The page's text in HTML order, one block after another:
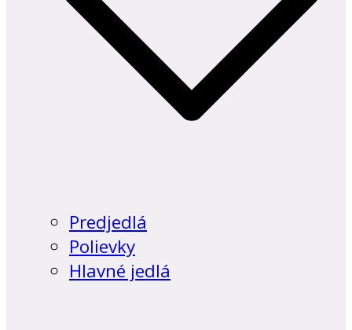
Predjedlá
Polievky
Hlavné jedlá